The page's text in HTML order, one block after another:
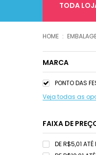
TODA
MARCA
PONTO DAS
Veja todas as
FAIXA DE
DE R$5,01